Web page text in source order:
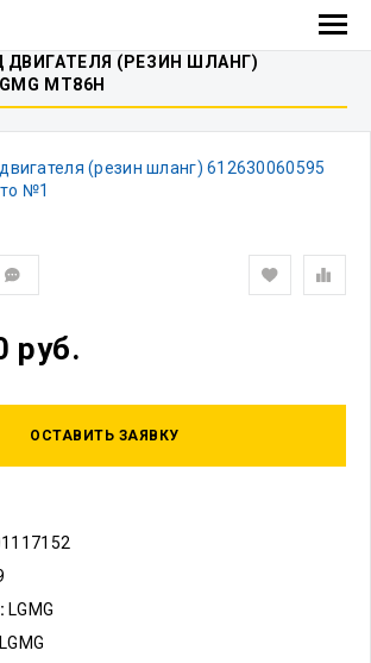
(РЕЗИН ШЛАНГ)
MT86H
LGMG
LGMG
руб.
ОСТАВИТЬ ЗАЯВКУ